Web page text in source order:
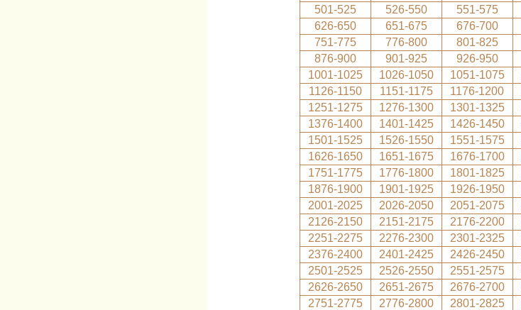
501-525
526-550 551-575
626-650
651-675 676-700
751-775
776-800 801-825
876-900
901-925 926-950
1001-1025
1026-1050 1051-1075
1126-1150
1151-1175 1176-1200
1251-1275
1276-1300 1301-1325
1376-1400
1401-1425 1426-1450
1501-1525
1526-1550 1551-1575
1626-1650
1651-1675 1676-1700
1751-1775
1776-1800 1801-1825
1876-1900
1901-1925 1926-1950
2001-2025
2026-2050 2051-2075
2126-2150
2151-2175 2176-2200
2251-2275
2276-2300 2301-2325
2376-2400
2401-2425 2426-2450
2501-2525
2526-2550 2551-2575
2626-2650
2651-2675 2676-2700
2751-2775
2776-2800 2801-2825